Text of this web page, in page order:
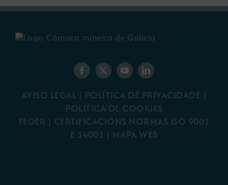
AVISO LEGAL | POLÍTICA DE PRIVACIDADE |
POLÍTICA DE COOKIES
FEDER | CERTIFICACIÓNS NORMAS ISO 9001
E 14001 | MAPA WEB